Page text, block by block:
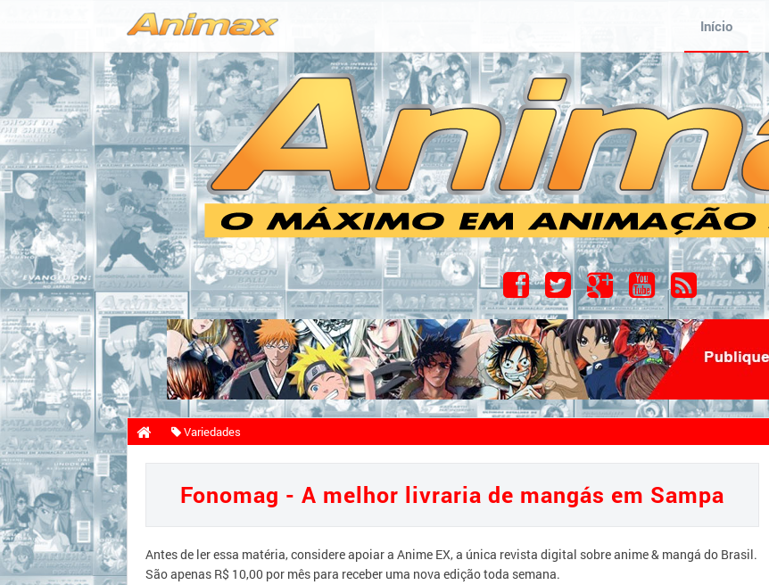
Início
Variedades
Fonomag - A melhor livraria de mangás em Sampa
Antes de ler essa matéria, considere apoiar a Anime EX, a única revista digital sobre anime & mangá do Brasil.
São apenas R$ 10,00 por mês para receber uma nova edição toda semana.